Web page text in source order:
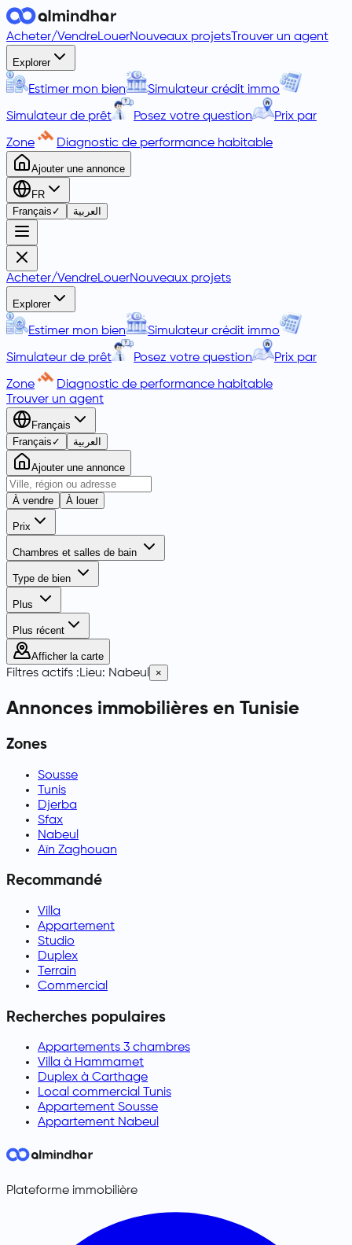
Acheter/VendreLouerNouveaux projets Trouver un agent
Explorer
Estimer mon bien Simulateur crédit immo
Simulateur de prêt Posez votre question Prix par
Zone Diagnostic de performance habitable
Ajouter une annonce
FR
Français ✓ العربية
Acheter/VendreLouerNouveaux projets
Explorer
Estimer mon bien Simulateur crédit immo
Simulateur de prêt Posez votre question Prix par
Zone
Diagnostic de performance habitable
Trouver un agent
Français
Français ✓ العربية
Ajouter une annonce
À vendre À louer
Prix
Chambres et salles de bain
Type de bien
Plus
Plus récent
Afficher la carte
Filtres actifs :Lieu: Nabeul‎ ×
Annonces immobilières en Tunisie
Zones
Sousse
Tunis
Djerba
Sfax
Nabeul
Aïn Zaghouan
Recommandé
Villa
Appartement
Studio
Duplex
Terrain
Commercial
Recherches populaires
Appartements 3 chambres
Villa à Hammamet
Duplex à Carthage
Local commercial Tunis
Appartement Sousse
Appartement Nabeul
Plateforme immobilière